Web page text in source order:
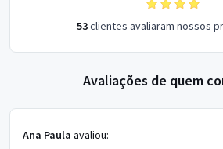
53clientes avaliaram nossos
Avaliações de quem
Ana Paula avaliou: